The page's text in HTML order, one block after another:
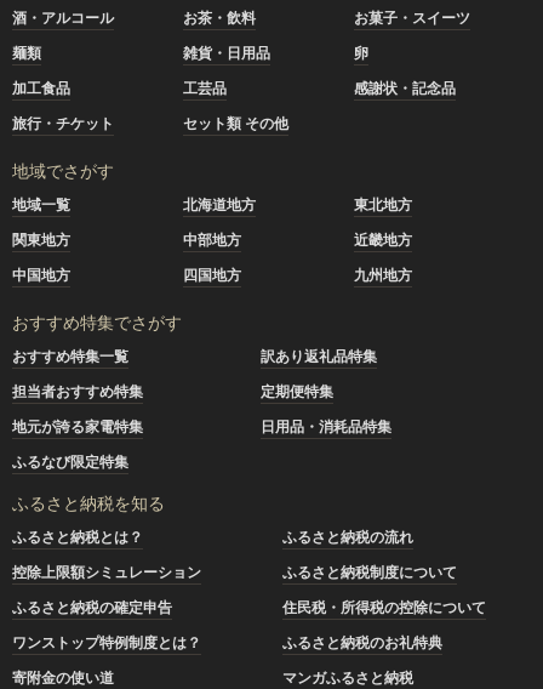
酒・アルコール
お茶・飲料
お菓子・スイーツ
麺類
雑貨・日用品
卵
加工食品
工芸品
感謝状・記念品
旅行・チケット
セット類 その他
地域でさがす
地域一覧 北海道地方
東北地方
関東地方
中部地方
近畿地方
中国地方
四国地方 九州地方
おすすめ特集でさがす
おすすめ特集一覧
訳あり返礼品特集
担当者おすすめ特集
定期便特集
地元が誇る家電特集
日用品・消耗品特集
ふるなび限定特集
ふるさと納税を知る
ふるさと納税とは？
ふるさと納税の流れ
控除上限額シミュレーション
ふるさと納税制度について
ふるさと納税の確定申告
住民税・所得税の控除について
ワンストップ特例制度とは？
ふるさと納税のお礼特典
寄附金の使い道
マンガふるさと納税